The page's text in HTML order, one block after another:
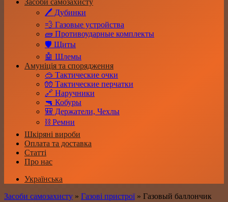
Засоби самозахисту
🖊️ Дубинки
💨 Газовые устройства
🧱 Противоударные комплекты
🛡️ Щиты
🤖 Шлемы
Амуніція та спорядження
🥽 Тактические очки
🧤 Тактические перчатки
🔗 Наручники
🔫 Кобуры
🎒 Держатели, Чехлы
⛓️ Ремни
Шкіряні вироби
Оплата та доставка
Статті
Про нас
Українська
Засоби самозахисту » Газові пристрої» Газовый баллончик